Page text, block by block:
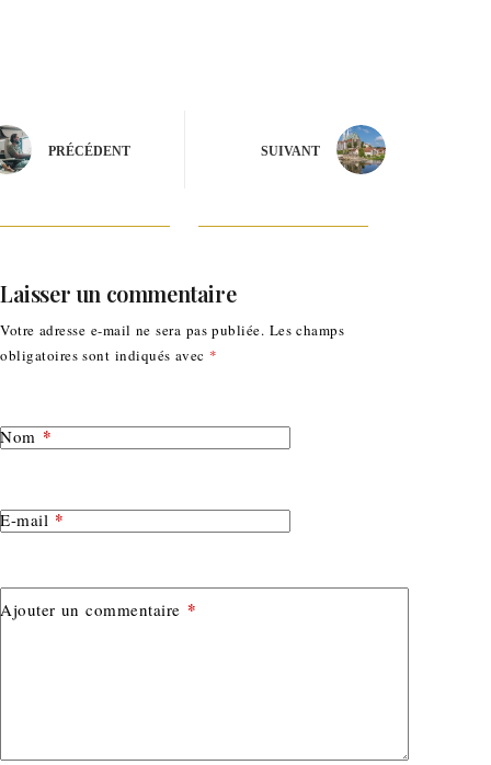
PRÉCÉDENT SUIVANT
Laisser un commentaire
Votre adresse e-mail ne sera pas publiée. Les champs
obligatoires sont indiqués avec *
Nom *
E-mail *
Ajouter un commentaire *